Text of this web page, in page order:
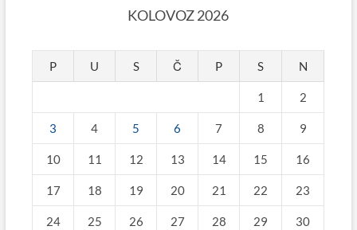
KOLOVOZ 2026
P U S Č P S N
1 2
3 4 5 6 7 8 9
10 11 12 13 14 15 16
17 18 19 20 21 22 23
24 25 26 27 28 29 30